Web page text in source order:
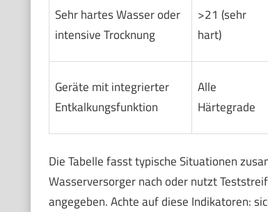
Sehr hartes Wasser oder
intensive Trocknung
>21 (sehr
hart)
Geräte mit integrierter
Entkalkungsfunktion
Alle
Härtegrade
Die Tabelle fasst typische Situationen
Wasserversorger nach oder nutzt
angegeben. Achte auf diese Indikatoren: